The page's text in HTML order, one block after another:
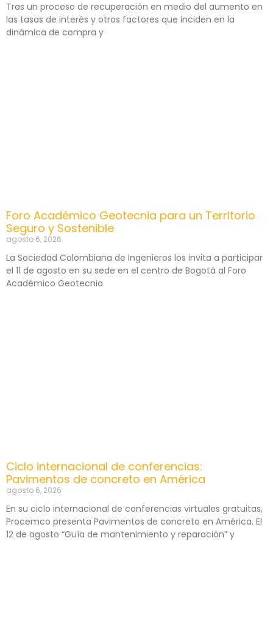
Tras un proceso de recuperación en medio del aumento en
las tasas de interés y otros factores que inciden en la
dinámica de compra y
Foro Académico Geotecnia para un Territorio
Seguro y Sostenible
agosto 6, 2026
La Sociedad Colombiana de Ingenieros los invita a participar
el 11 de agosto en su sede en el centro de Bogotá al Foro
Académico Geotecnia
Ciclo internacional de conferencias:
Pavimentos de concreto en América
agosto 6, 2026
En su ciclo internacional de conferencias virtuales gratuitas,
Procemco presenta Pavimentos de concreto en América. El
12 de agosto “Guía de mantenimiento y reparación” y